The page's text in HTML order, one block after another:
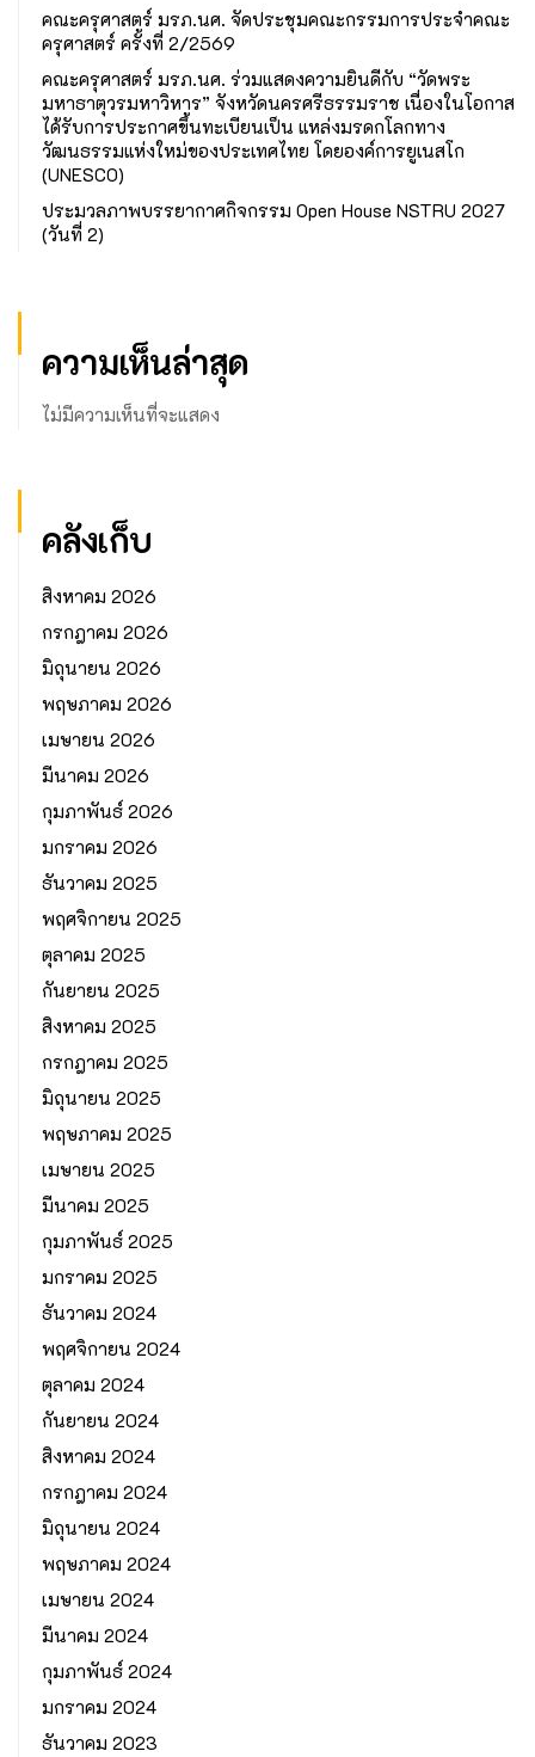
คณะครุศาสตร์ มรภ.นศ. จัดประชุมคณะกรรมการประจำคณะ
ครุศาสตร์ ครั้งที่ 2/2569
คณะครุศาสตร์ มรภ.นศ. ร่วมแสดงความยินดีกับ “วัดพระ
มหาธาตุวรมหาวิหาร” จังหวัดนครศรีธรรมราช เนื่องในโอกาส
ได้รับการประกาศขึ้นทะเบียนเป็น แหล่งมรดกโลกทาง
วัฒนธรรมแห่งใหม่ของประเทศไทย โดยองค์การยูเนสโก
(UNESCO)
ประมวลภาพบรรยากาศกิจกรรม Open House NSTRU 2027
(วันที่ 2)
ความเห็นล่าสุด
ไม่มีความเห็นที่จะแสดง
คลังเก็บ
สิงหาคม 2026
กรกฎาคม 2026
มิถุนายน 2026
พฤษภาคม 2026
เมษายน 2026
มีนาคม 2026
กุมภาพันธ์ 2026
มกราคม 2026
ธันวาคม 2025
พฤศจิกายน 2025
ตุลาคม 2025
กันยายน 2025
สิงหาคม 2025
กรกฎาคม 2025
มิถุนายน 2025
พฤษภาคม 2025
เมษายน 2025
มีนาคม 2025
กุมภาพันธ์ 2025
มกราคม 2025
ธันวาคม 2024
พฤศจิกายน 2024
ตุลาคม 2024
กันยายน 2024
สิงหาคม 2024
กรกฎาคม 2024
มิถุนายน 2024
พฤษภาคม 2024
เมษายน 2024
มีนาคม 2024
กุมภาพันธ์ 2024
มกราคม 2024
ธันวาคม 2023